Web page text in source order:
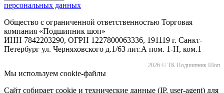
персональных данных
Общество с ограниченной ответственностью Торговая
компания «Подшипник шоп»
ИНН 7842203290, ОГРН 1227800063336, 191119 г. Санкт-
Петербург ул. Черняховского д.1/63 лит.А пом. 1-Н, ком.1
2026 © ТК Подшипник Шоп
Мы используем cookie-файлы
Сайт собирает cookie и технические данные (IP, user-agent) для